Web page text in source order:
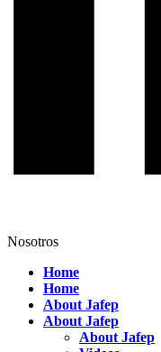
Nosotros
Home
Home
About Jafep
About Jafep
About Jafep